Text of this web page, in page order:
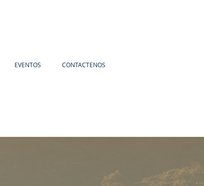
EVENTOS CONTACTENOS